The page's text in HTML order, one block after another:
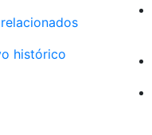
histórico